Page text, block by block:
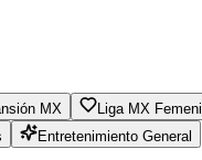
MX Liga MX Femenil
Entretenimiento General